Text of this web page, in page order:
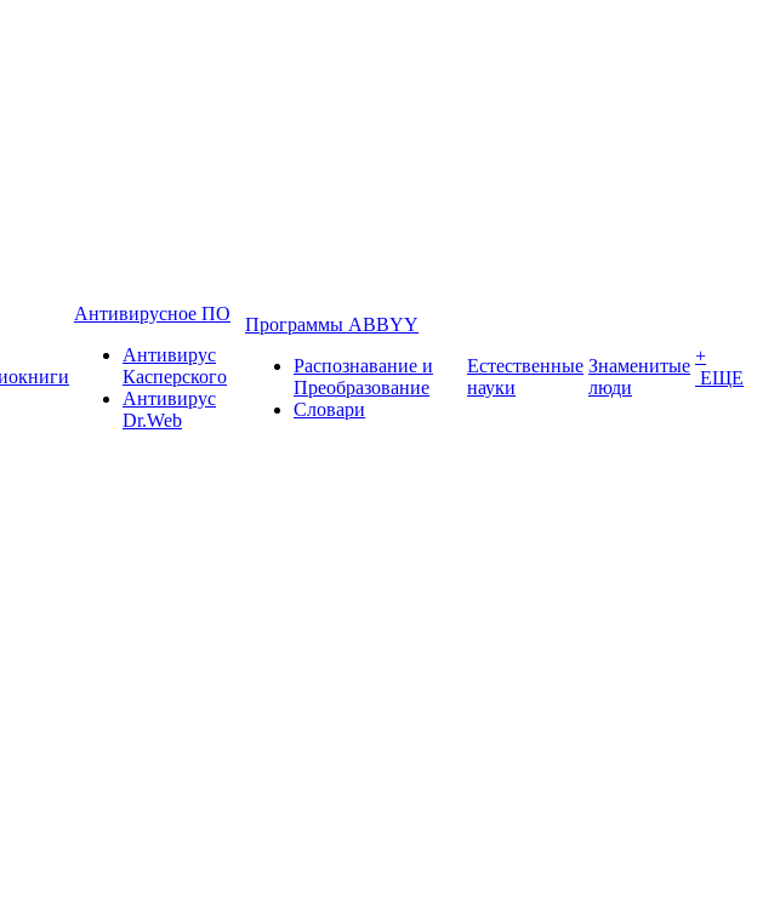
Антивирусное ПО
Антивирус
Касперского
Антивирус
Dr.Web
Программы ABBYY
Распознавание и
Преобразование
Словари
Естественные
науки
Знаменитые
люди
+
ЕЩЕ